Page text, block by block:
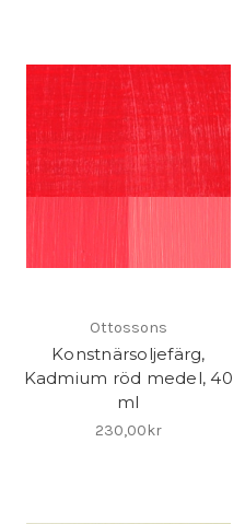
Ottossons
Konstnärsoljefärg,
Kadmium röd medel, 40
ml
230,00kr